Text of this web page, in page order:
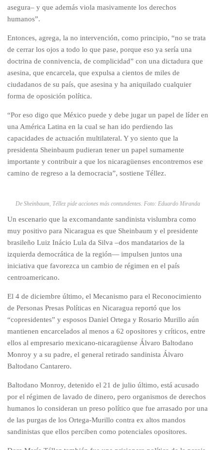
asegura– y que además viola masivamente los derechos
humanos”.
Entonces, agrega, la no intervención, como principio, “no se trata
de cerrar los ojos a todo lo que pase, porque eso ya sería una
doctrina de connivencia, de complicidad” con una dictadura que
asesina, que encarcela, que expulsa a cientos de miles de
ciudadanos de su país, que asesina y ha aniquilado cualquier
forma de oposición política.
“Por eso digo que México puede y debe jugar un papel de líder en
una América Latina en la cual se han ido perdiendo las
capacidades de actuación multilateral. Y yo siento que la
presidenta Sheinbaum pudieran tener un papel sumamente
importante y contribuir a que los nicaragüenses encontremos ese
camino de regreso a la democracia”, sostiene Téllez.
De Sheinbaum, Téllez pide acciones más contundentes. Foto: Eduardo Miranda
Un escenario que la excomandante sandinista vislumbra como
muy positivo para Nicaragua es que Sheinbaum y el presidente
brasileño Luiz Inácio Lula da Silva –dos mandatarios de la
izquierda democrática de la región— impulsen juntos una
iniciativa que favorezca un cambio de régimen en el país
centroamericano.
El 4 de diciembre último, el Mecanismo para el Reconocimiento
de Personas Presas Políticas en Nicaragua reportó que los
“copresidentes” y esposos Daniel Ortega y Rosario Murillo aún
mantienen encarcelados al menos a 62 opositores y críticos, entre
ellos al empresario mexicano-nicaragüense Álvaro Baltodano
Monroy y a su padre, el general retirado sandinista Álvaro
Baltodano Cantarero.
Baltodano Monroy, detenido el 21 de julio último, está acusado
por el régimen de lavado de dinero, pero organismos de derechos
humanos lo consideran un preso político que fue arrasado por una
de las purgas de los Ortega-Murillo contra ex altos mandos
sandinistas que ellos perciben como potenciales opositores.